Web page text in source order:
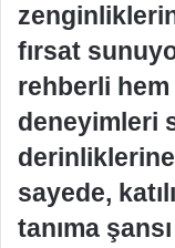
fırsat
rehberli
deneyimleri
sayede,
tanıma